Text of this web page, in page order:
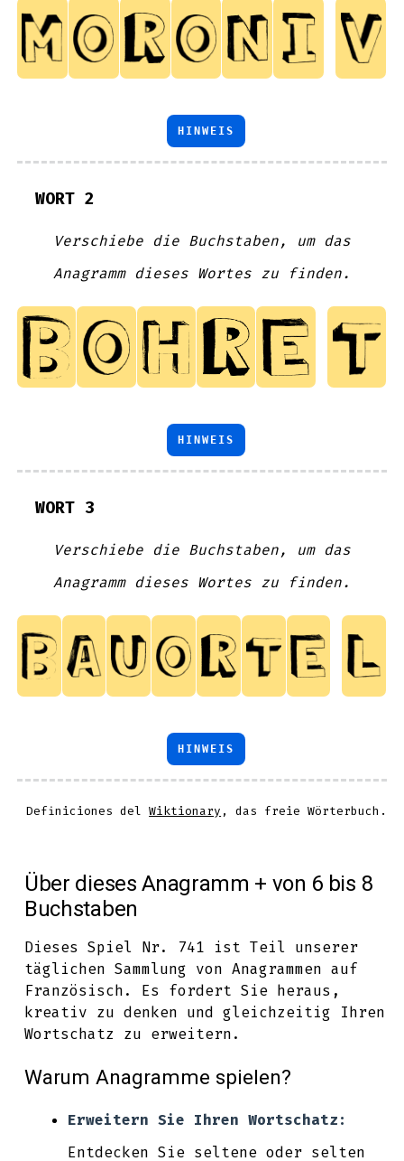
HINWEIS
WORT 2
Verschiebe die Buchstaben, um das
Anagramm dieses Wortes zu finden.
HINWEIS
WORT 3
Verschiebe die Buchstaben, um das
Anagramm dieses Wortes zu finden.
HINWEIS
Definiciones delWiktionary , das freie Wörterbuch.
Über dieses Anagramm + von 6 bis 8
Buchstaben
Dieses Spiel Nr. 741 ist Teil unserer
täglichen Sammlung von Anagrammen auf
Französisch. Es fordert Sie heraus,
kreativ zu denken und gleichzeitig Ihren
Wortschatz zu erweitern.
Warum Anagramme spielen?
Erweitern Sie Ihren Wortschatz:
Entdecken Sie seltene oder selten